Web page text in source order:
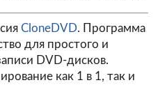
CloneDVD. Программа
для простого и
DVD-дисков.
как 1 в 1, так и